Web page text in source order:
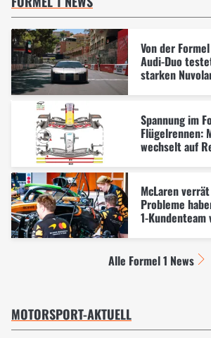
Von der
Audi-Duo
starken
Spannung im
Flügelrennen:
wechselt auf
McLaren
Probleme
1-Kundenteam
Alle Formel 1 News
MOTORSPORT-AKTUELL